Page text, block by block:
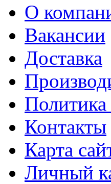
О
Вакансии
Доставка
Контакты
Карта
Личный